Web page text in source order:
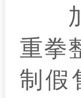
加
重拳
制假